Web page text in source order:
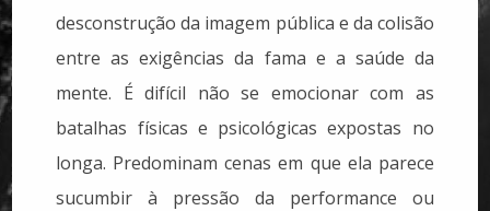
desconstrução da imagem pública e da colisão
entre as exigências da fama e a saúde da
mente. É difícil não se emocionar com as
batalhas físicas e psicológicas expostas no
longa. Predominam cenas em que ela parece
sucumbir à pressão da performance ou